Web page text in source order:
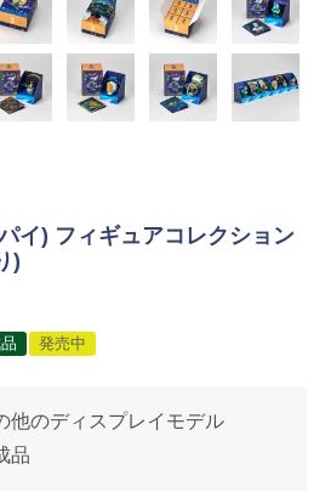
イ) フィギュアコレクション
)
発売中
他のディスプレイモデル
品